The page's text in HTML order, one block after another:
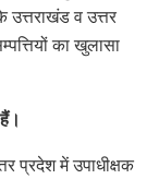
व उत्तर
का खुलासा
प्रदेश में उपाधीक्षक